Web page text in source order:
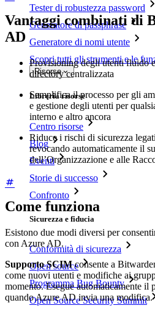
Tester di robustezza password
Generatore di passphrase
Generatore di nomi utente
Scopri tutti gli strumenti e le
Risorse
Libreria risorse
Centro risorse
Blog
Eventi
Storie di successo
Confronto
Sicurezza e fiducia
Conformità di sicurezza
Open source
Programma Bug Bounty
Open Source Security Summit
Vantaggi combinati di
AD
Provisioning degli utenti fluido
directory centralizzata
Semplifica il processo per gli
e gestione degli utenti per
interno e altro ancora
Riduce i rischi di sicurezza
revocando automaticamente il
dell’Organizzazione e alle
Come funziona
Esistono due modi diversi per
con Azure AD.
Supporto SCIMconsente a
come nuovi utenti e modifiche ai
momento. Esegue automaticamente il
quando Azure AD invia una modifica.